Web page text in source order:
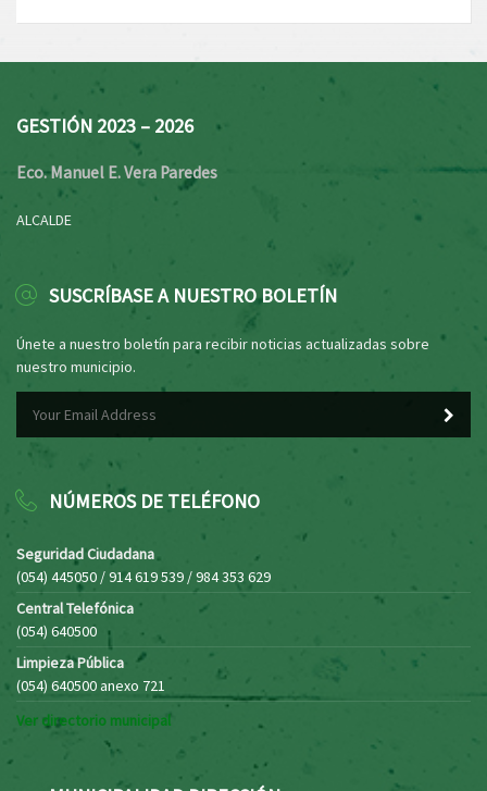
GESTIÓN 2023 – 2026
Eco. Manuel E. Vera Paredes
ALCALDE
SUSCRÍBASE A NUESTRO BOLETÍN
Únete a nuestro boletín para recibir noticias actualizadas sobre
nuestro municipio.
NÚMEROS DE TELÉFONO
Seguridad Ciudadana
(054) 445050 / 914 619 539 / 984 353 629
Central Telefónica
(054) 640500
Limpieza Pública
(054) 640500 anexo 721
Ver directorio municipal